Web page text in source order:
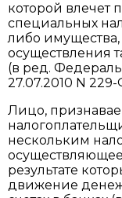
которой влечет
специальных
либо
осуществления
(в ред.
27.07.2010 N
Лицо,
нескольким
результате
движение